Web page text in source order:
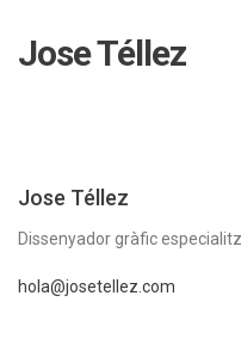
Jose Téllez
Jose Téllez
Dissenyador gràfic
hola@josetellez.com